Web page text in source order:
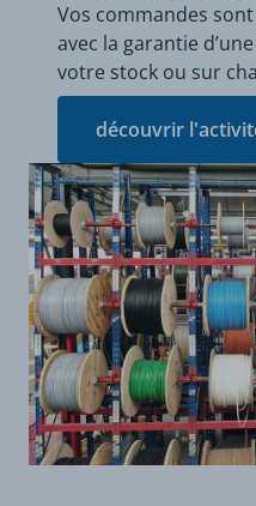
Vos commandes
avec la garantie
votre stock ou sur
découvrir